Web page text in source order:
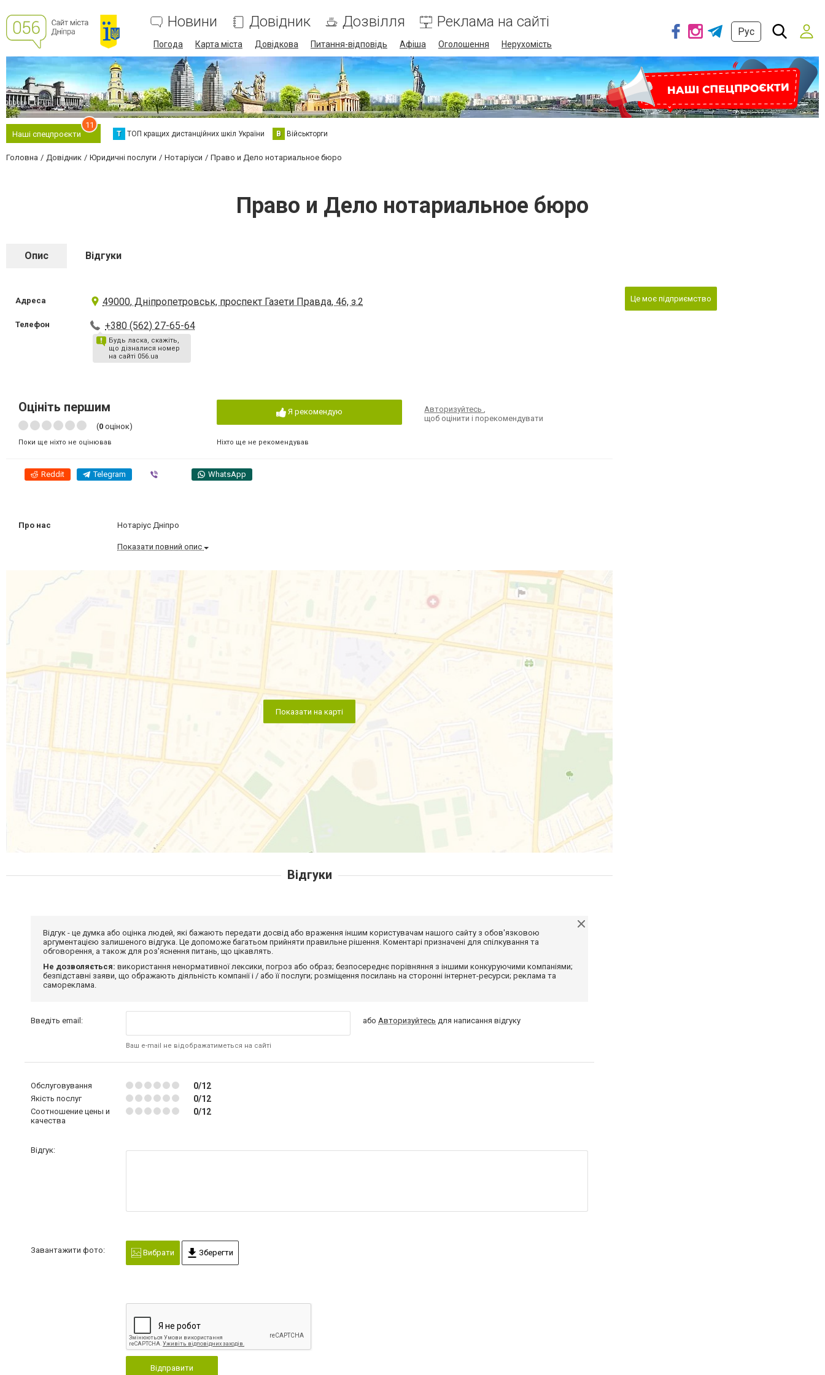
Новини Довідник Дозвілля Реклама на сайті
Погода Карта міста Довідкова Питання-відповідь Афіша Оголошення Нерухомість
Рус
Наші спецпроєкти
11
Т ТОП кращих дистанційних шкіл України В Військторги
Головна Довідник Юридичні послуги Нотаріуси Право и Дело нотариальное бюро
Право и Дело нотариальное бюро
Опис Відгуки
Адреса 49000, Дніпропетровськ, проспект Газети Правда, 46, з.2
Телефон +380 (562) 27-65-64
Будь ласка, скажіть,
що дізналися номер
на сайті 056.ua
Оцініть першим
(0 оцінок)
Поки ще ніхто не оцінював
Я рекомендую
Ніхто ще не рекомендував
Авторизуйтесь,
щоб оцінити і порекомендувати
Reddit Telegram WhatsApp
Про нас Нотаріус Дніпро
Показати повний опис
Показати на карті
Це моє підприємство
Відгуки
Відгук - це думка або оцінка людей, які бажають передати досвід або враження іншим користувачам нашого сайту з обов'язковою
аргументацією залишеного відгука. Це допоможе багатьом прийняти правильне рішення. Коментарі призначені для спілкування та
обговорення, а також для роз'яснення питань, що цікавлять.
Не дозволяється: використання ненормативної лексики, погроз або образ; безпосереднє порівняння з іншими конкуруючими компаніями;
безпідставні заяви, що ображають діяльність компанії і / або її послуги; розміщення посилань на сторонні інтернет-ресурси; реклама та
самореклама.
Введіть email:
Ваш e-mail не відображатиметься на сайті
або Авторизуйтесь для написання відгуку
Обслуговування 0/12
Якість послуг 0/12
Соотношение цены и
качества
0/12
Відгук:
Завантажити фото: Вибрати Зберегти
Відправити